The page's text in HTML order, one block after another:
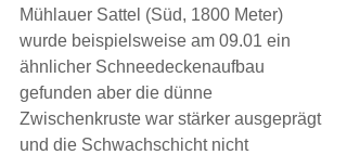
Mühlauer Sattel (Süd, 1800 Meter)
wurde beispielsweise am 09.01 ein
ähnlicher Schneedeckenaufbau
gefunden aber die dünne
Zwischenkruste war stärker ausgeprägt
und die Schwachschicht nicht